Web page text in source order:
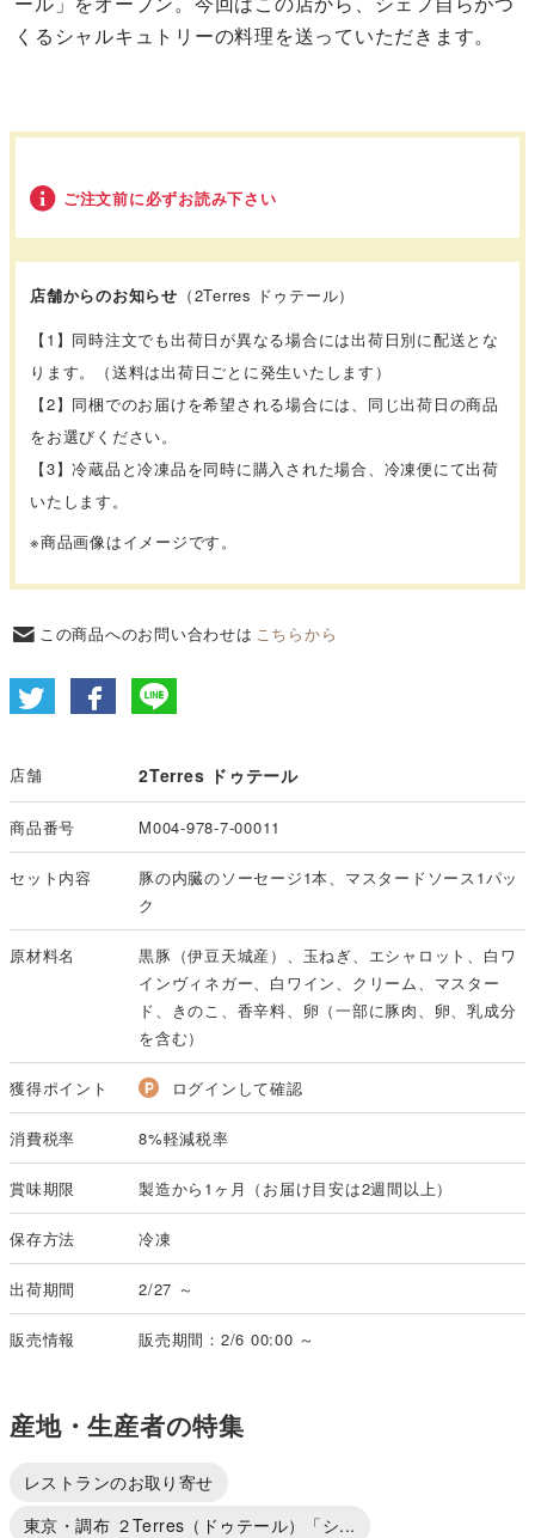
くるシャルキュトリーの料理を送っていただきます。
ご注文前に必ずお読み下さい
店舗からのお知らせ （2Terres ドゥテール）
【1】同時注文でも出荷日が異なる場合には出荷日別に配送とな
ります。（送料は出荷日ごとに発生いたします）
【2】同梱でのお届けを希望される場合には、同じ出荷日の商品
をお選びください。
【3】冷蔵品と冷凍品を同時に購入された場合、冷凍便にて出荷
いたします。
※商品画像はイメージです。
この商品へのお問い合わせは こちらから
店舗 2Terres ドゥテール
商品番号 M004-978-7-00011
セット内容
豚の内臓のソーセージ1本、マスタードソース1パッ
ク
原材料名
黒豚（伊豆天城産）、玉ねぎ、エシャロット、白ワ
インヴィネガー、白ワイン、クリーム、マスター
ド、きのこ、香辛料、卵（一部に豚肉、卵、乳成分
を含む）
獲得ポイント ログインして確認
消費税率 8%軽減税率
賞味期限 製造から1ヶ月（お届け目安は2週間以上）
保存方法 冷凍
出荷期間 2/27 ～
販売情報 販売期間：2/6 00:00 ～
産地・生産者の特集
レストランのお取り寄せ
東京・調布 ２Terres（ドゥテール）「シ...